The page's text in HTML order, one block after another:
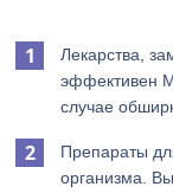
Лекарства,
эффективен
случае
Препараты
организма.